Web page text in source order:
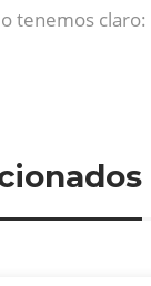
tenemos claro: